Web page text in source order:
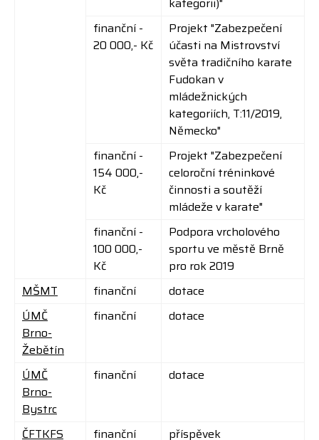
finanční -
20 000,- Kč
Projekt "Zabezpečení
účasti na Mistrovství
světa tradičního karate
Fudokan v
mládežnických
kategoriích, T:11/2019,
Německo"
finanční -
154 000,-
Kč
Projekt "Zabezpečení
celoroční tréninkové
činnosti a soutěží
mládeže v karate"
finanční -
100 000,-
Kč
Podpora vrcholového
sportu ve městě Brně
pro rok 2019
MŠMT
finanční
dotace
ÚMČ
Brno-
Žebětín
finanční dotace
ÚMČ
Brno-
Bystrc
finanční dotace
ČFTKFS finanční příspěvek